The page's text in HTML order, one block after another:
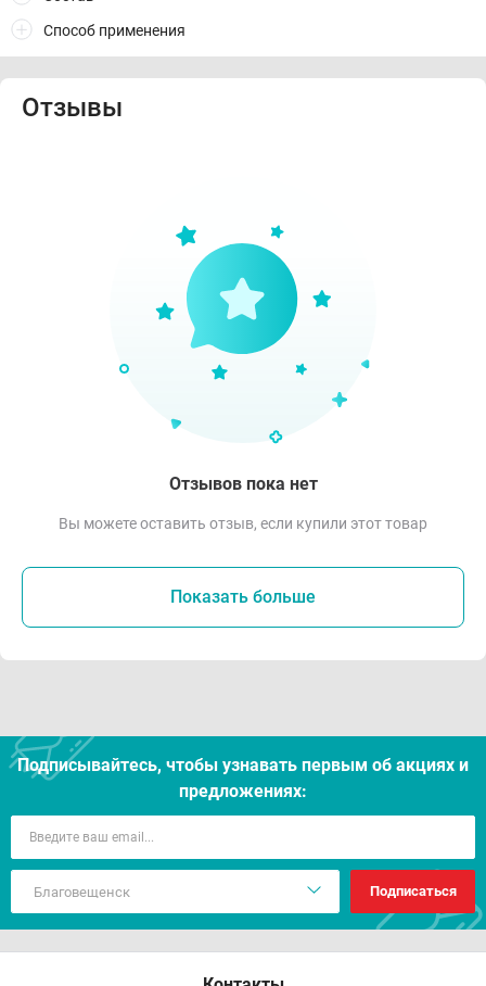
Способ применения
Отзывы
Отзывов пока нет
Вы можете оставить отзыв, если купили этот товар
Показать больше
Подписывайтесь, чтобы узнавать первым об акцияx и
предложениях:
Подписаться